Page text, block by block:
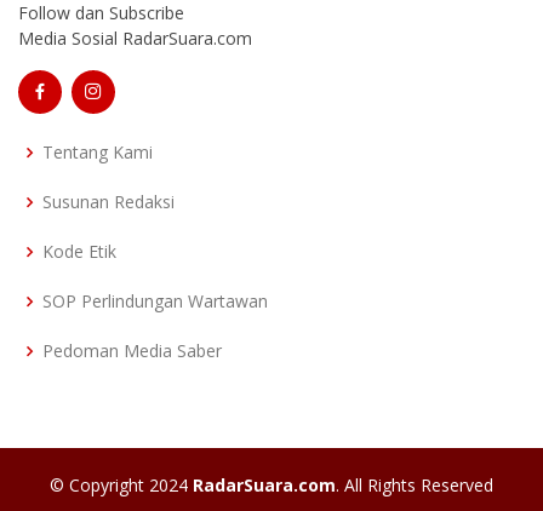
Follow dan Subscribe
Media Sosial RadarSuara.com
Tentang Kami
Susunan Redaksi
Kode Etik
SOP Perlindungan Wartawan
Pedoman Media Saber
© Copyright 2024 RadarSuara.com. All Rights Reserved